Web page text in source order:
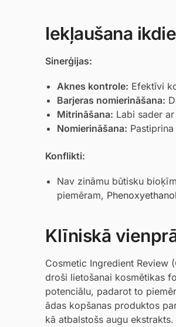
Iekļaušana
Sinerģijas:
Aknes kontrole: Efektīvi
Barjeras nomierināšana:
Mitrināšana: Labi sader ar
Nomierināšana: Pastiprina
Konflikti:
Nav zināmu būtisku
piemēram, Phenoxyethanol
Klīniskā
Cosmetic Ingredient Review
droši lietošanai kosmētikas
potenciālu, padarot to
ādas kopšanas produktos
kā atbalstošs augu